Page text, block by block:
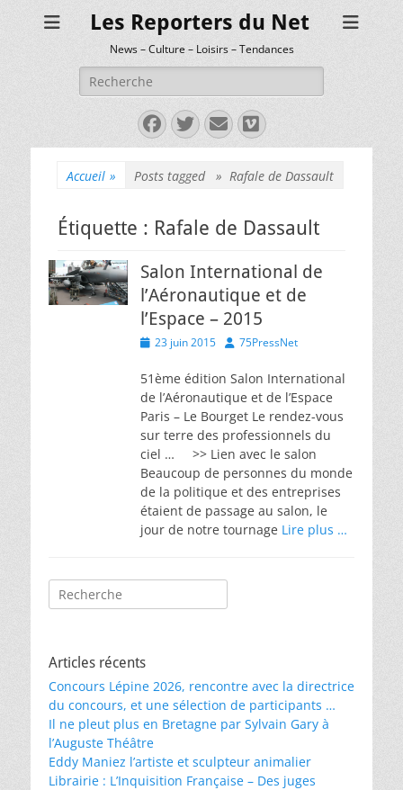
Les Reporters du Net
News – Culture – Loisirs – Tendances
Rechercher :
Facebook
Twitter
E-
mail
Vimeo
Accueil » Posts tagged » Rafale de Dassault
Étiquette : Rafale de Dassault
Salon International de
l’Aéronautique et de
l’Espace – 2015
Posted23 juin 2015 Author
75PressNet
51ème édition Salon International
de l’Aéronautique et de l’Espace
Paris – Le Bourget Le rendez-vous
sur terre des professionnels du
ciel … >> Lien avec le salon
Beaucoup de personnes du monde
de la politique et des entreprises
étaient de passage au salon, le
jour de notre tournage Lire plus …
Rechercher :
Articles récents
Concours Lépine 2026, rencontre avec la directrice
du concours, et une sélection de participants …
Il ne pleut plus en Bretagne par Sylvain Gary à
l’Auguste Théâtre
Eddy Maniez l’artiste et sculpteur animalier
Librairie : L’Inquisition Française – Des juges